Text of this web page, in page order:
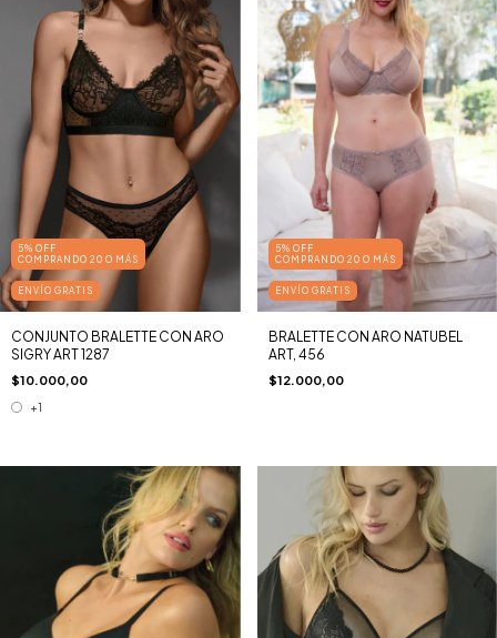
5% OFF
COMPRANDO 20 O MÁS
ENVÍO GRATIS
CONJUNTO BRALETTE CON ARO
SIGRY ART 1287
$10.000,00
+1
5% OFF
COMPRANDO 20 O MÁS
ENVÍO GRATIS
BRALETTE CON ARO NATUBEL
ART, 456
$12.000,00